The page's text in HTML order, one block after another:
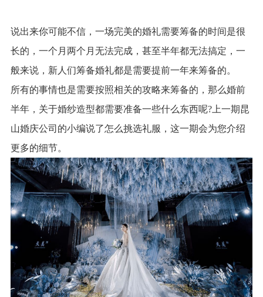
说出来你可能不信，一场完美的婚礼需要筹备的时间是很
长的，一个月两个月无法完成，甚至半年都无法搞定，一
般来说，新人们筹备婚礼都是需要提前一年来筹备的。
所有的事情也是需要按照相关的攻略来筹备的，那么婚前
半年，关于婚纱造型都需要准备一些什么东西呢?上一期昆
山婚庆公司 的小编说了怎么挑选礼服 ，这一期会为您介绍
更多的细节。